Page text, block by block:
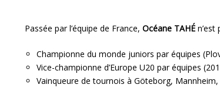
Passée par l’équipe de France, Océane TAHÉ
Championne du monde juniors par équipes
Vice-championne d’Europe U20 par équipes
Vainqueure de tournois à Göteborg,